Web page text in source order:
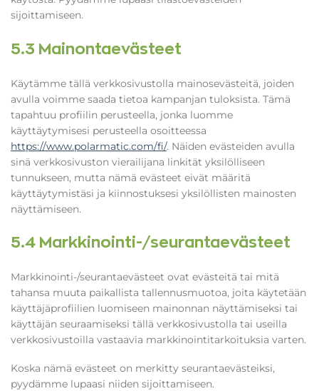
sijoittamiseen.
5.3 Mainontaevästeet
Käytämme tällä verkkosivustolla mainosevästeitä, joiden
avulla voimme saada tietoa kampanjan tuloksista. Tämä
tapahtuu profiilin perusteella, jonka luomme
käyttäytymisesi perusteella osoitteessa
https://www.polarmatic.com/fi/. Näiden evästeiden avulla
sinä verkkosivuston vierailijana linkität yksilölliseen
tunnukseen, mutta nämä evästeet eivät määritä
käyttäytymistäsi ja kiinnostuksesi yksilöllisten mainosten
näyttämiseen.
5.4 Markkinointi-/seurantaevästeet
Markkinointi-/seurantaevästeet ovat evästeitä tai mitä
tahansa muuta paikallista tallennusmuotoa, joita käytetään
käyttäjäprofiilien luomiseen mainonnan näyttämiseksi tai
käyttäjän seuraamiseksi tällä verkkosivustolla tai useilla
verkkosivustoilla vastaavia markkinointitarkoituksia varten.
Koska nämä evästeet on merkitty seurantaevästeiksi,
pyydämme lupaasi niiden sijoittamiseen.